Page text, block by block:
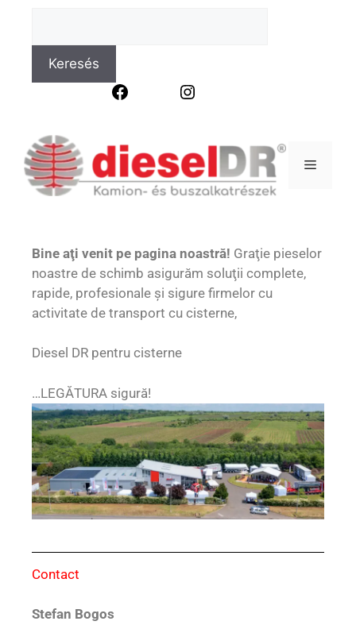
Keresés
Bine aţi venit pe pagina noastră! Graţie pieselor
noastre de schimb asigurăm soluţii complete,
rapide, profesionale şi sigure firmelor cu
activitate de transport cu cisterne,
Diesel DR pentru cisterne
…LEGĂTURA sigură!
Contact
Stefan Bogos